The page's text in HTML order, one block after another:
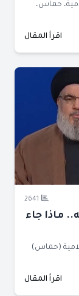
حماس،
اقرأ المقال
2641
ماذا جاء
(حماس)
اقرأ المقال